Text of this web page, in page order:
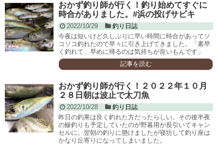
おかず釣り師が行く！釣り始めてすぐに
時合がありました。#浜の投げサビキ
2022/10/29
釣り日誌
今夜は短いけど久しぶりに早い時間に時合があってソ
コソコ釣れたので早々に引き上げてきました。「素早
く釣れて、早めに帰るのは気持ちが良いもんです」
記事を読む
おかず釣り師が行く！２０２２年１０月
２８日朝は波止で太刀魚
2022/10/28
釣り日誌
昨日の釣果は良く釣れた方だったらしい。その後半夜
の鰺釣りも予定していたのが野暮用が長引いてキャン
セルに。翌朝の釣りに懸けましたが寝坊して釣り座は
かなり丘寄りになってしまいました。